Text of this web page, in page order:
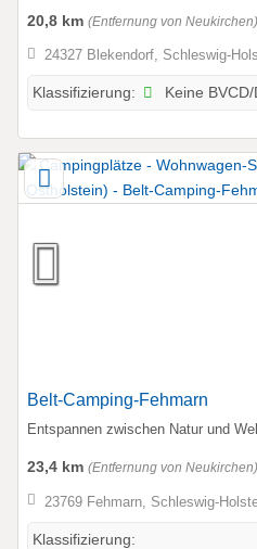
20,8 km (Entfernung von Neukirchen)
24327 Blekendorf, Schleswig-
Klassifizierung: Keine
Belt-Camping-Fehmarn
Entspannen zwischen Natur und
23,4 km (Entfernung von Neukirchen)
23769 Fehmarn, Schleswig-
Klassifizierung: